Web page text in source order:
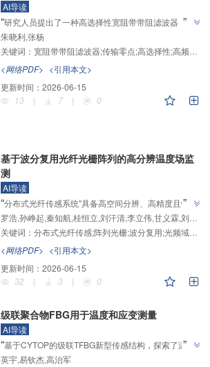
AI导读
“研究人员提出了一种高选择性宽阻带带阻滤波器，介
绍了其在微波滤波器领域的研究进展，该团队建立了双
路径四零点可控体系，通过3/4波长与1/4波长传输线组
合结构及谐振器耦合技术，实现了对阻带带宽和过渡带
选择性的灵活调节，为高性能带阻滤波器设计提供了新
解决方案。
”
朱晓利,张杨
关键词： 宽阻带带阻滤波器;传输零点;高选择性;高频电磁仿真软件
<网络PDF> <引用本文>
更新时间： 2026-06-15
13
| 7 | 0
基于波分复用光纤光栅阵列的高分辨温度场监
测
AI导读
“分布式光纤传感系统"具备高空间分辨、高精度且快速
的分布式测温能力，为电缆接头处的温度监测提供了新
的解决方案，对保障配电网络安全稳定运行具有重要意
义"，研究人员构建了基于WDM-UWFBG阵列的电缆温
度监测系统，将分布式温度场解调速度提高了21倍。
”
关键词： 分布式光纤传感;阵列光栅;波分复用;光频域反射;温度检测
<网络PDF> <引用本文>
更新时间： 2026-06-15
32
| 3 | 0
级联聚合物FBG用于温度和应变测量
AI导读
“基于CYTOP的级联TFBG新型传感结构，探索了温度
与应变双参数同时精确测量的课题，为解决光纤传感交
”
英宇,易钦杰,高治军